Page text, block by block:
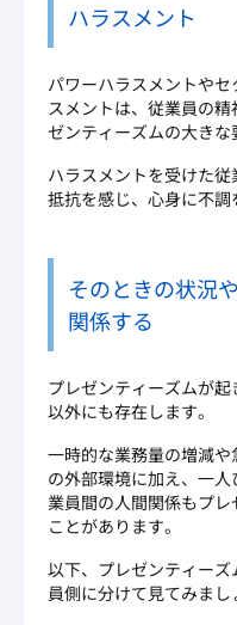
ハラスメント
パワーハラスメントや
スメントは、従業員の
ゼンティーズムの大きな
ハラスメントを受けた
抵抗を感じ、心身に不調
そのときの状況
関係する
プレゼンティーズムが
以外にも存在します。
一時的な業務量の増減
の外部環境に加え、一
業員間の人間関係もプ
ことがあります。
以下、プレゼンティー
員側に分けて見てみまし